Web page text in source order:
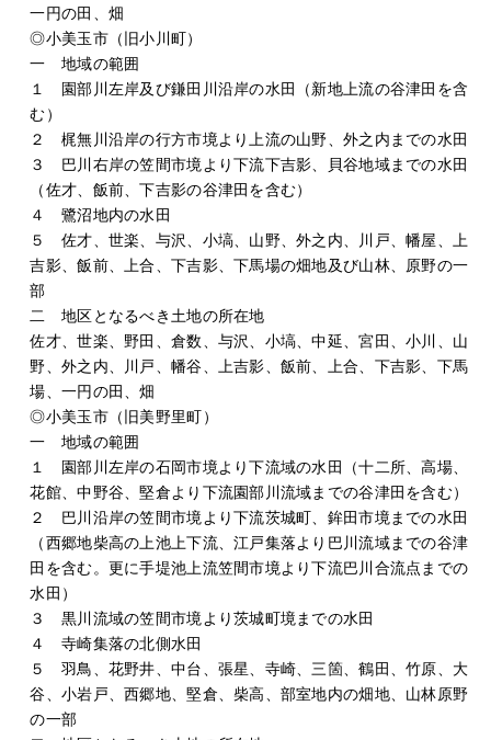
一円の田、畑
◎小美玉市（旧小川町）
一 地域の範囲
１ 園部川左岸及び鎌田川沿岸の水田（新地上流の谷津田を含
む）
２ 梶無川沿岸の行方市境より上流の山野、外之内までの水田
３ 巴川右岸の笠間市境より下流下吉影、貝谷地域までの水田
（佐才、飯前、下吉影の谷津田を含む）
４ 鷺沼地内の水田
５ 佐才、世楽、与沢、小塙、山野、外之内、川戸、幡屋、上
吉影、飯前、上合、下吉影、下馬場の畑地及び山林、原野の一
部
二 地区となるべき土地の所在地
佐才、世楽、野田、倉数、与沢、小塙、中延、宮田、小川、山
野、外之内、川戸、幡谷、上吉影、飯前、上合、下吉影、下馬
場、一円の田、畑
◎小美玉市（旧美野里町）
一 地域の範囲
１ 園部川左岸の石岡市境より下流域の水田（十二所、高場、
花館、中野谷、堅倉より下流園部川流域までの谷津田を含む）
２ 巴川沿岸の笠間市境より下流茨城町、鉾田市境までの水田
（西郷地柴高の上池上下流、江戸集落より巴川流域までの谷津
田を含む。更に手堤池上流笠間市境より下流巴川合流点までの
水田）
３ 黒川流域の笠間市境より茨城町境までの水田
４ 寺崎集落の北側水田
５ 羽鳥、花野井、中台、張星、寺崎、三箇、鶴田、竹原、大
谷、小岩戸、西郷地、堅倉、柴高、部室地内の畑地、山林原野
の一部